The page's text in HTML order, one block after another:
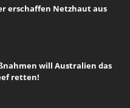
erschaffen Netzhaut aus
will Australien das
retten!